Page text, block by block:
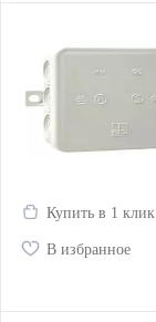
Купить в 1 клик
В избранное